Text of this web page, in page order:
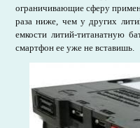
ограничивающие сферу
раза ниже, чем у других
емкости литий-титанатную
смартфон ее уже не вставишь.